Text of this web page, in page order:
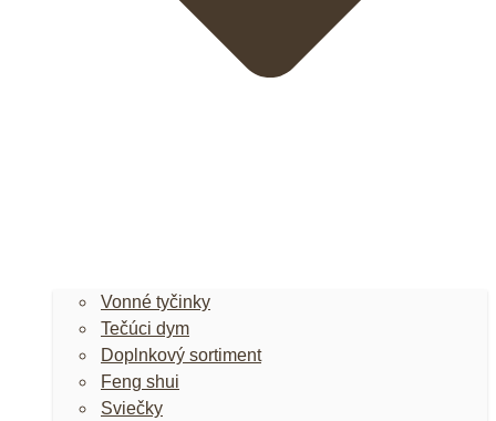
Vonné tyčinky
Tečúci dym
Doplnkový sortiment
Feng shui
Sviečky